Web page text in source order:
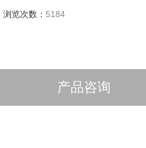
浏览次数： 5184
产品咨询